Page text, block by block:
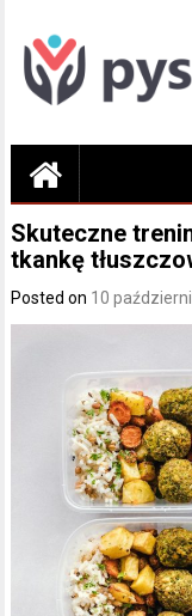
content
Skuteczne
tkankę
Posted on 10